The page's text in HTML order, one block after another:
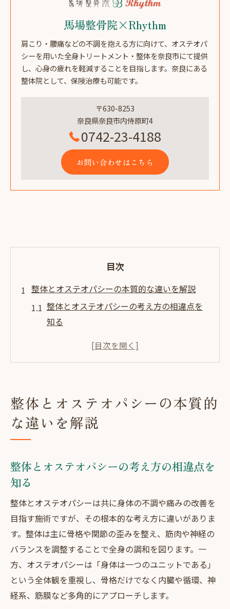
馬場整骨院×Rhythm
肩こり・腰痛などの不調を抱える方に向けて、オステオパ
シーを用いた全身トリートメント・整体を奈良市にて提供
し、心身の疲れを軽減することを目指します。奈良にある
整体院として、保険治療も可能です。
〒630-8253
奈良県奈良市内侍原町4
0742-23-4188
お問い合わせはこちら
目次
整体とオステオパシーの本質的な違いを解説
整体とオステオパシーの考え方の相違点を
知る
整体における骨格調整と全身ケアの違いを
整体とオステオパシーの適応症状の違いに
注目
京都府木津川市で選ぶなら整体かマッサージか
介
自分の症状に合う整体とマッサージの見極
め方
整体を受けるべきタイミングを具体的に解
説
マッサージと整体の使い分けで得られる効
果
整体とオステオパシーの本質的
な違いを解説
整体とオステオパシーの考え方の相違点を
知る
整体とオステオパシーは共に身体の不調や痛みの改善を
目指す施術ですが、その根本的な考え方に違いがありま
す。整体は主に骨格や関節の歪みを整え、筋肉や神経の
バランスを調整することで全身の調和を図ります。一
方、オステオパシーは「身体は一つのユニットである」
という全体観を重視し、骨格だけでなく内臓や循環、神
経系、筋膜など多角的にアプローチします。